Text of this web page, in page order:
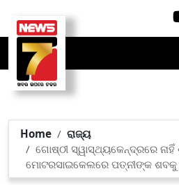
Home
ରାଜ୍ୟ
ଗୋଷ୍ଠୀ ସ୍ୱାସ୍ଥ୍ୟକେନ୍ଦ୍ରରେ ନାହିଁ
ମୋଟରସାଇକେଲରେ ପତ୍ନୀଙ୍କ ଶବକୁ